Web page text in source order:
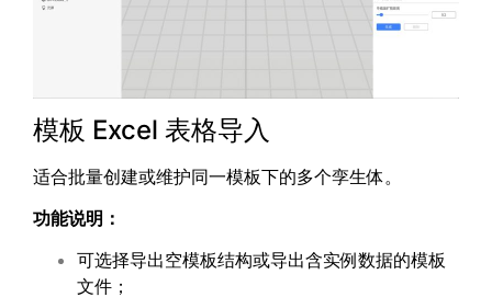
模板 Excel 表格导入
适合批量创建或维护同一模板下的多个孪生体。
功能说明：
可选择导出空模板结构或导出含实例数据的模板
文件；